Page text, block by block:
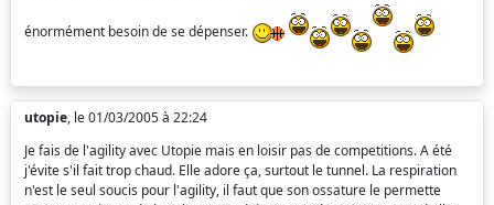
énormément besoin de se dépenser.
utopie, le 01/03/2005 à 22:24
Je fais de l'agility avec Utopie mais en loisir pas de competitions. A été
j'évite s'il fait trop chaud. Elle adore ça, surtout le tunnel. La respiration
n'est le seul soucis pour l'agility, il faut que son ossature le permette